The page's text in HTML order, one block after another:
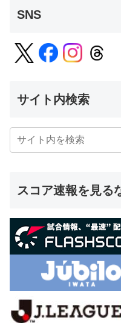
SNS
サイト内検索
スコア速報を見る